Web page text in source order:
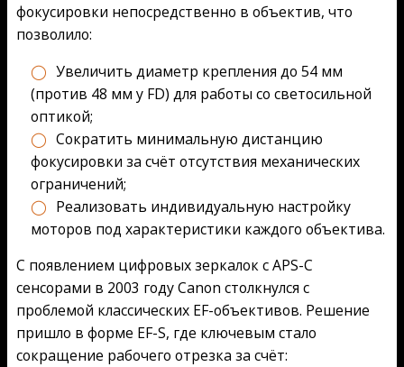
фокусировки непосредственно в объектив, что
позволило:
Увеличить диаметр крепления до 54 мм
(против 48 мм у FD) для работы со светосильной
оптикой;
Сократить минимальную дистанцию
фокусировки за счёт отсутствия механических
ограничений;
Реализовать индивидуальную настройку
моторов под характеристики каждого объектива.
С появлением цифровых зеркалок с APS-C
сенсорами в 2003 году Canon столкнулся с
проблемой классических EF-объективов. Решение
пришло в форме EF-S, где ключевым стало
сокращение рабочего отрезка за счёт: